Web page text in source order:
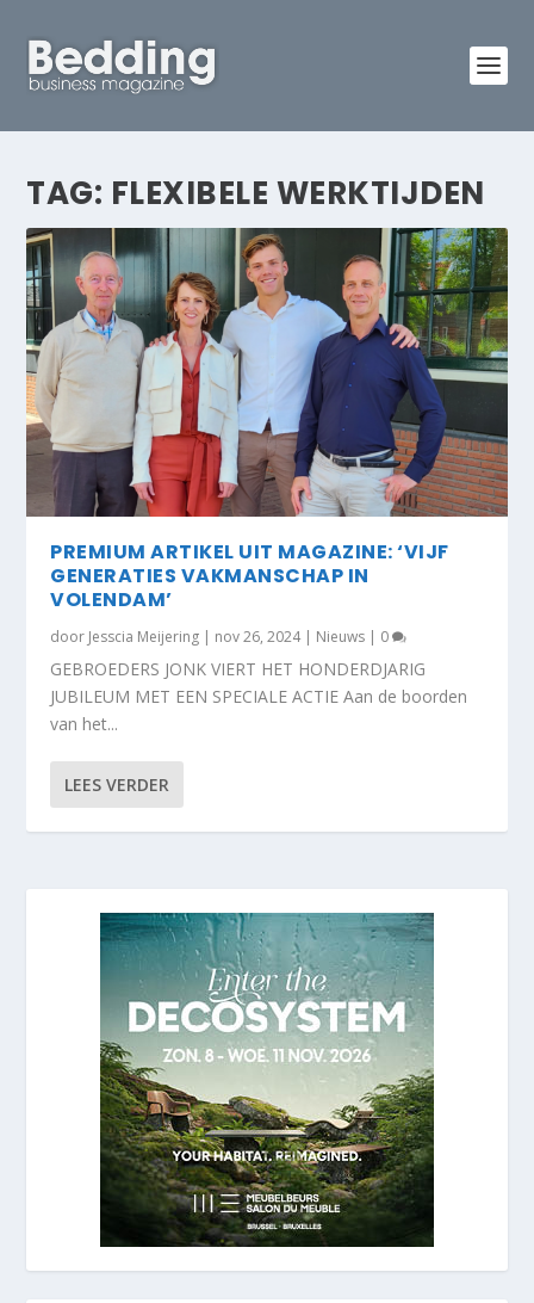
TAG: FLEXIBELE WERKTIJDEN
PREMIUM ARTIKEL UIT MAGAZINE: ‘VIJF
GENERATIES VAKMANSCHAP IN
VOLENDAM’
door Jesscia Meijering | nov 26, 2024| Nieuws | 0
GEBROEDERS JONK VIERT HET HONDERDJARIG
JUBILEUM MET EEN SPECIALE ACTIE Aan de boorden
van het...
LEES VERDER